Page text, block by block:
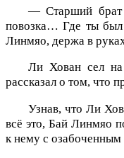
— Старший брат
повозка… Где ты
Линмяо, держа в
Ли Хован сел на
рассказал о том, что
Узнав, что Ли
всё это, Бай Линмяо
к нему с